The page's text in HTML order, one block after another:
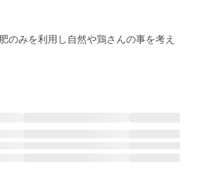
のみを利用し自然や鶏さんの事を考え